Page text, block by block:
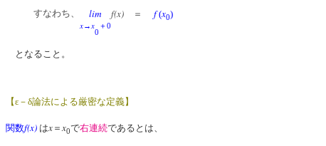
すなわち、 lim f(x) ＝ f(x0)
x→ x
0
＋0
となること。
【ε－δ論法による厳密な定義】
関数f(x) はx ＝ x0で右連続であるとは、